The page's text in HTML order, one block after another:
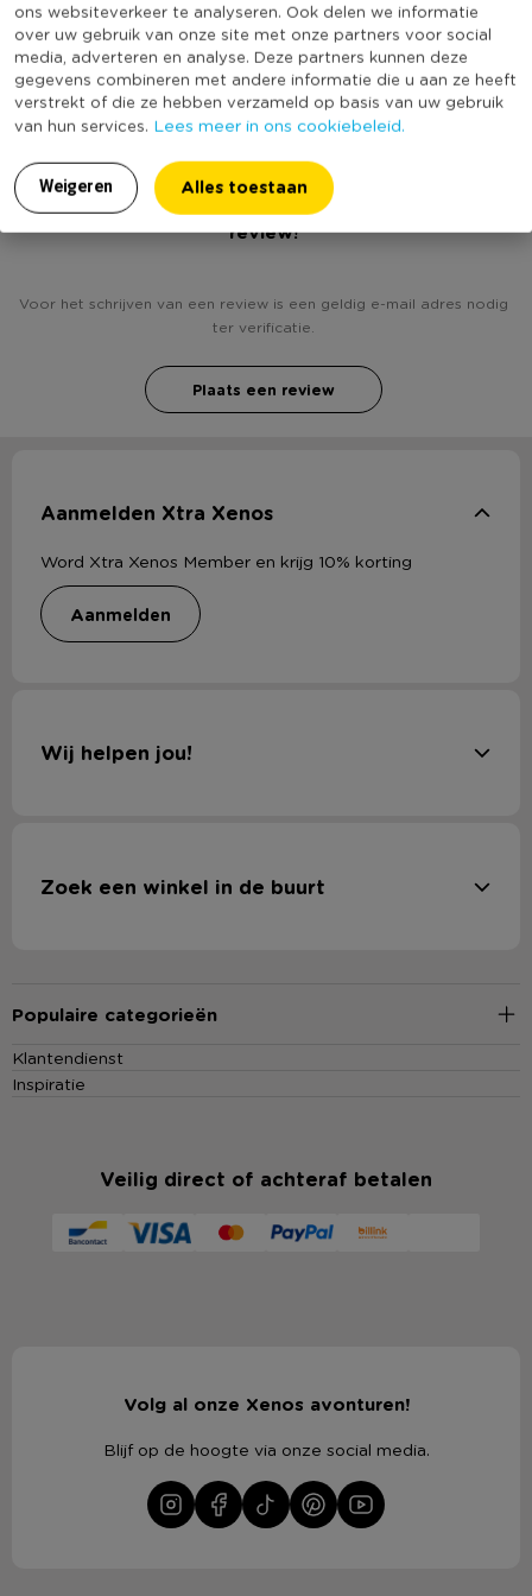
ons websiteverkeer te analyseren. Ook delen we informatie
over uw gebruik van onze site met onze partners voor social
media, adverteren en analyse. Deze partners kunnen deze
gegevens combineren met andere informatie die u aan ze heeft
verstrekt of die ze hebben verzameld op basis van uw gebruik
van hun services. Lees meer in ons cookiebeleid.
Weigeren Alles toestaan
* Met kaarsje
* Vrolijke kleuren
* Makkelijk op te hangen
Productlengte (cm)
25
Duurzaamheidsscore
(Nog) geen score
bekend
Heb jij Pinata taartstuk - 25x16x10 cm? Schrijf een
review!
Voor het schrijven van een review is een geldig e-mail adres nodig
ter verificatie.
Plaats een review
Aanmelden Xtra Xenos
Word Xtra Xenos Member en krijg 10% korting
aanmelden
Wij helpen jou!
Zoek een winkel in de buurt
Populaire categorieën
Klantendienst
Inspiratie
Veilig direct of achteraf betalen
Volg al onze Xenos avonturen!
Blijf op de hoogte via onze social media.